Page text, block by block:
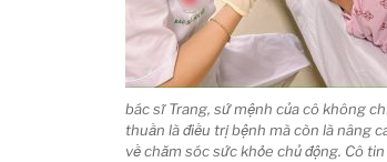
bác sĩ Trang, sứ mệnh của cô không
thuần là điều trị bệnh mà còn là nâng
về chăm sóc sức khỏe chủ động. Cô